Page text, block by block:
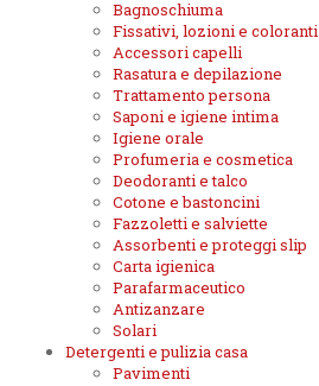
Bagnoschiuma
Fissativi, lozioni e coloranti
Accessori capelli
Rasatura e depilazione
Trattamento persona
Saponi e igiene intima
Igiene orale
Profumeria e cosmetica
Deodoranti e talco
Cotone e bastoncini
Fazzoletti e salviette
Assorbenti e proteggi slip
Carta igienica
Parafarmaceutico
Antizanzare
Solari
Detergenti e pulizia casa
Pavimenti